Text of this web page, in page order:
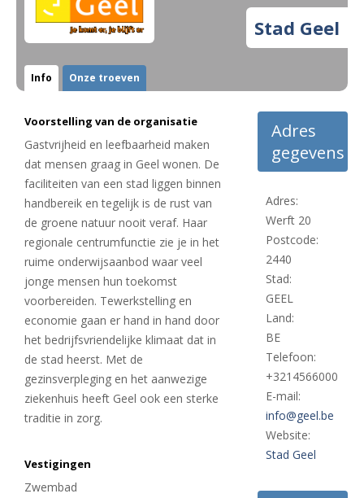
Stad Geel
Info Onze troeven
Voorstelling van de organisatie
Gastvrijheid en leefbaarheid maken
dat mensen graag in Geel wonen. De
faciliteiten van een stad liggen binnen
handbereik en tegelijk is de rust van
de groene natuur nooit veraf. Haar
regionale centrumfunctie zie je in het
ruime onderwijsaanbod waar veel
jonge mensen hun toekomst
voorbereiden. Tewerkstelling en
economie gaan er hand in hand door
het bedrijfsvriendelijke klimaat dat in
de stad heerst. Met de
gezinsverpleging en het aanwezige
ziekenhuis heeft Geel ook een sterke
traditie in zorg.
Vestigingen
Zwembad
Adres
gegevens
Adres:
Werft 20
Postcode:
2440
Stad:
GEEL
Land:
BE
Telefoon:
+3214566000
E-mail:
info@geel.be
Website:
Stad Geel